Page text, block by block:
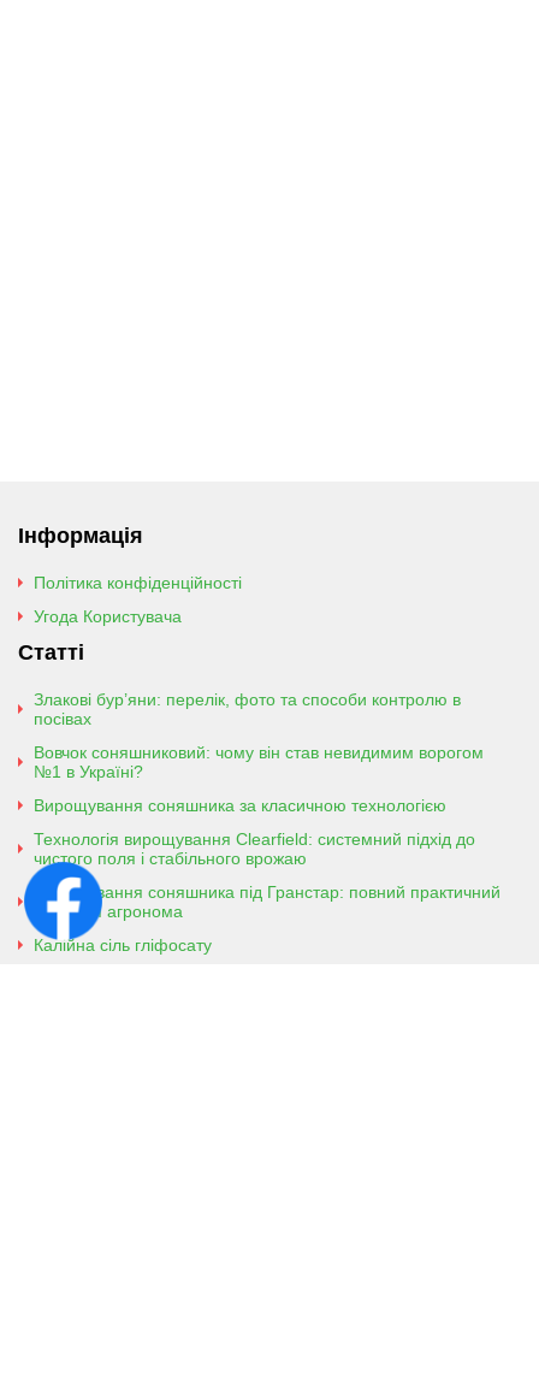
Інформація
Політика конфіденційності
Угода Користувача
Статті
Злакові бур’яни: перелік, фото та способи контролю в
посівах
Вовчок соняшниковий: чому він став невидимим ворогом
№1 в Україні?
Вирощування соняшника за класичною технологією
Технологія вирощування Clearfield: системний підхід до
чистого поля і стабільного врожаю
Вирощування соняшника під Гранстар: повний практичний
гайд для агронома
Калійна сіль гліфосату